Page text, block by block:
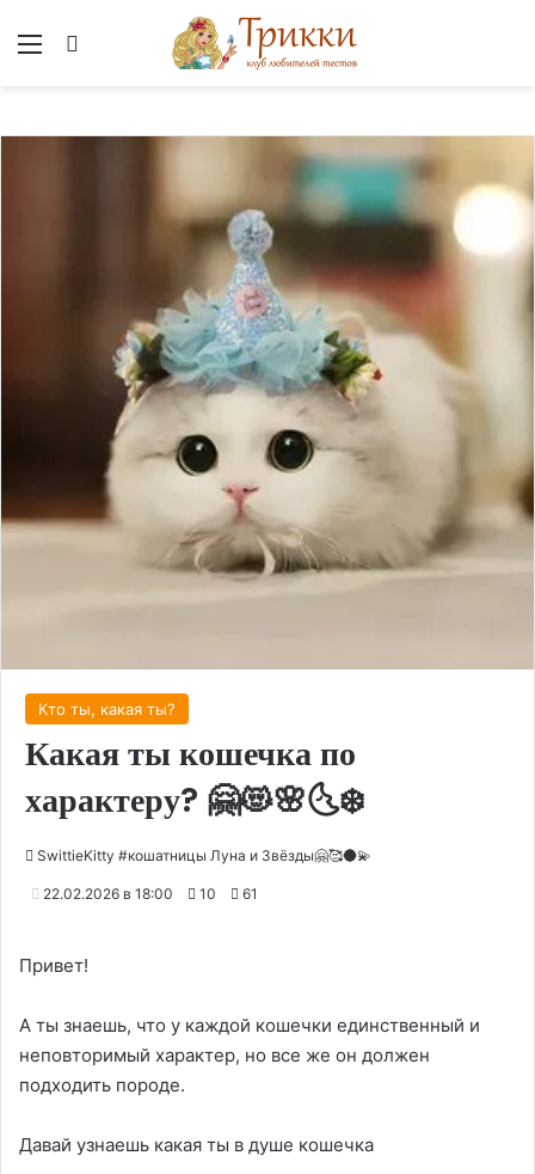
Меню
Кто ты, какая ты?
Какая ты кошечка по
характеру? 🤗😻🌸🌜❄️
SwittieKitty #кошатницы Луна и Звёзды🤗🥰🌑💫
22.02.2026 в 18:00 10 61
Привет!
А ты знаешь, что у каждой кошечки единственный и
неповторимый характер, но все же он должен
подходить породе.
Давай узнаешь какая ты в душе кошечка